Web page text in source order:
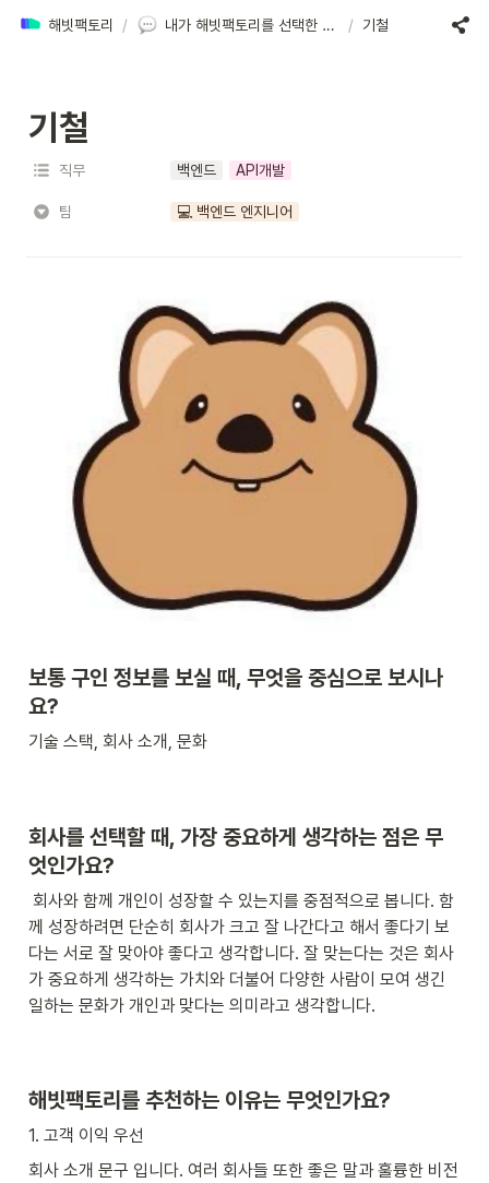
해빗팩토리 / 내가 해빗팩토리를 선택한 이유 / 기철
기철
직무 백엔드 API개발
팀 💻 백엔드 엔지니어
보통 구인 정보를 보실 때, 무엇을 중심으로 보시나
요?
기술 스택, 회사 소개, 문화
회사를 선택할 때, 가장 중요하게 생각하는 점은 무
엇인가요?
께 성장하려면 단순히 회사가 크고 잘 나간다고 해서 좋다기 보
다는 서로 잘 맞아야 좋다고 생각합니다. 잘 맞는다는 것은 회사
가 중요하게 생각하는 가치와 더불어 다양한 사람이 모여 생긴
일하는 문화가 개인과 맞다는 의미라고 생각합니다.
해빗팩토리를 추천하는 이유는 무엇인가요?
1. 고객 이익 우선
회사 소개 문구 입니다. 여러 회사들 또한 좋은 말과 훌륭한 비전